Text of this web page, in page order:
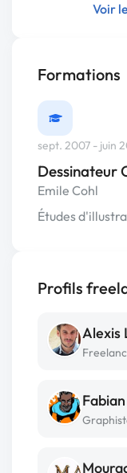
Voir
Formations
sept. 2007 - juin
Dessinateur
Emile Cohl
Études
Profils
Alexis